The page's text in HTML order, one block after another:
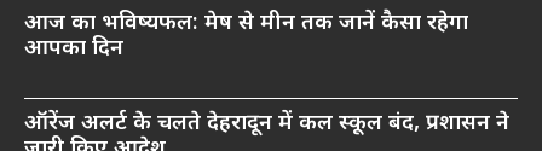
आज का भविष्यफल: मेष से मीन तक जानें कैसा रहेगा
आपका दिन
ऑरेंज अलर्ट के चलते देहरादून में कल स्कूल बंद, प्रशासन ने